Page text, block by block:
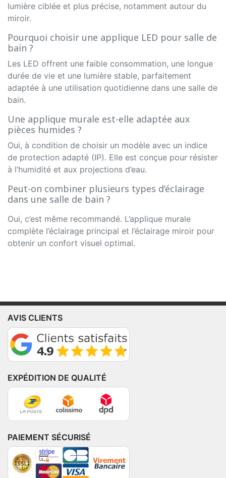
lumière ciblée et plus précise, notamment autour du
miroir.
Pourquoi choisir une applique LED pour salle de
bain ?
Les LED offrent une faible consommation, une longue
durée de vie et une lumière stable, parfaitement
adaptée à une utilisation quotidienne dans une salle de
bain.
Une applique murale est-elle adaptée aux
pièces humides ?
Oui, à condition de choisir un modèle avec un indice
de protection adapté (IP). Elle est conçue pour résister
à l’humidité et aux projections d’eau.
Peut-on combiner plusieurs types d’éclairage
dans une salle de bain ?
Oui, c’est même recommandé. L’applique murale
complète l’éclairage principal et l’éclairage miroir pour
obtenir un confort visuel optimal.
AVIS CLIENTS
EXPÉDITION DE QUALITÉ
PAIEMENT SÉCURISÉ